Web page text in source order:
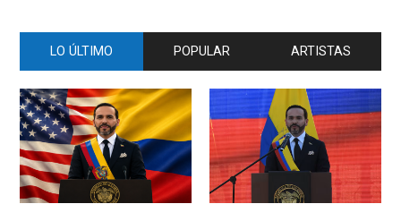
LO ÚLTIMO POPULAR ARTISTAS